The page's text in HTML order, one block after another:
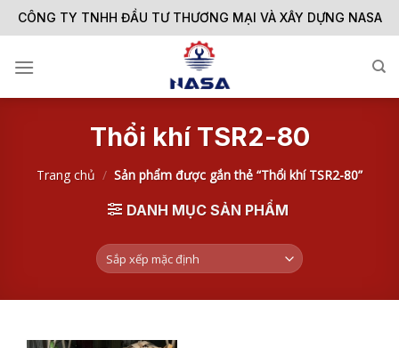
Skip
to
CÔNG TY TNHH ĐẦU TƯ THƯƠNG MẠI VÀ XÂY DỰNG NASA
Thổi khí TSR2-80
Trang chủ / Sản phẩm được gắn thẻ “Thổi khí TSR2-80”
DANH MỤC SẢN PHẨM